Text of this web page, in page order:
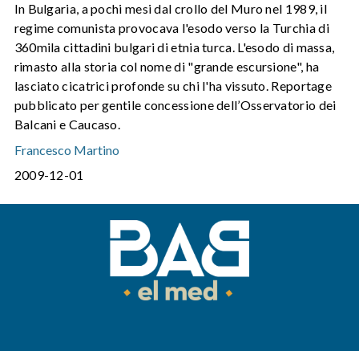
In Bulgaria, a pochi mesi dal crollo del Muro nel 1989, il
regime comunista provocava l'esodo verso la Turchia di
360mila cittadini bulgari di etnia turca. L'esodo di massa,
rimasto alla storia col nome di "grande escursione", ha
lasciato cicatrici profonde su chi l'ha vissuto. Reportage
pubblicato per gentile concessione dell’Osservatorio dei
Balcani e Caucaso.
Francesco Martino
2009-12-01